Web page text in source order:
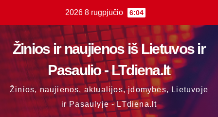
content
2026 8 rugpjūčio 6:04
Žinios ir naujienos iš Lietuvos ir
Pasaulio - LTdiena.lt
Žinios, naujienos, aktualijos, įdomybės, Lietuvoje
ir Pasaulyje - LTdiena.lt